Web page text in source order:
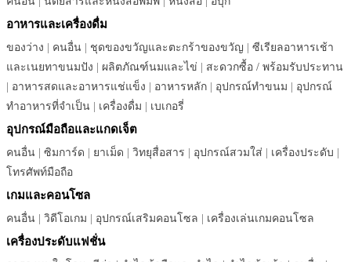
อาหารและเครื่องดื่ม
ของว่าง | คนอื่น | ชุดของขวัญและตะกร้าของขวัญ | ซีเรียลอาหารเช้า
และเนยทาขนมปัง | ผลิตภัณฑ์นมและไข่ | สะดวกซื้อ / พร้อมรับประทาน
| อาหารสดและอาหารแช่แข็ง | อาหารหลัก | อุปกรณ์ทำขนม | อุปกรณ์
ทำอาหารที่จำเป็น | เครื่องดื่ม | เบเกอรี่
อุปกรณ์มือถือและแกดเจ็ต
คนอื่น | ซิมการ์ด | ยาเม็ด | วิทยุสื่อสาร | อุปกรณ์สวมใส่ | เครื่องประดับ |
โทรศัพท์มือถือ
เกมและคอนโซล
คนอื่น | วิดีโอเกม | อุปกรณ์เสริมคอนโซล | เครื่องเล่นเกมคอนโซล
เครื่องประดับแฟชั่น